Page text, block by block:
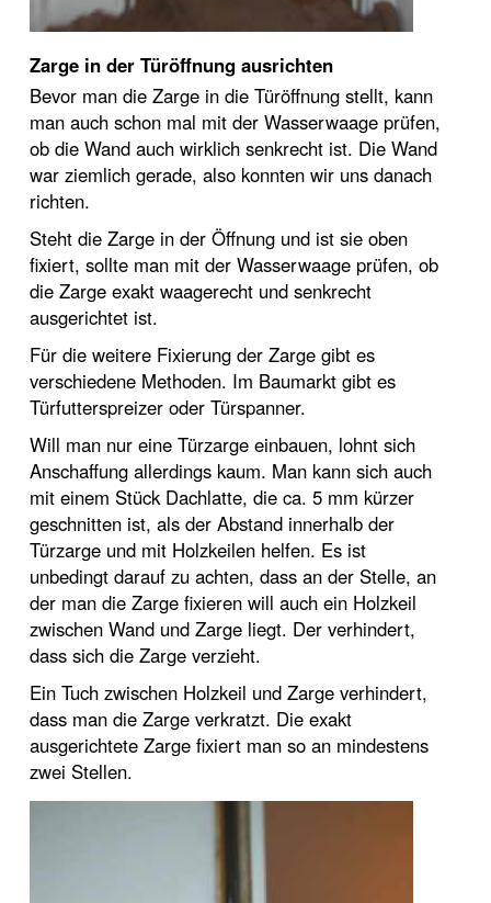
Zarge in der Türöffnung ausrichten
Bevor man die Zarge in die Türöffnung stellt, kann
man auch schon mal mit der Wasserwaage prüfen,
ob die Wand auch wirklich senkrecht ist. Die Wand
war ziemlich gerade, also konnten wir uns danach
richten.
Steht die Zarge in der Öffnung und ist sie oben
fixiert, sollte man mit der Wasserwaage prüfen, ob
die Zarge exakt waagerecht und senkrecht
ausgerichtet ist.
Für die weitere Fixierung der Zarge gibt es
verschiedene Methoden. Im Baumarkt gibt es
Türfutterspreizer oder Türspanner.
Will man nur eine Türzarge einbauen, lohnt sich
Anschaffung allerdings kaum. Man kann sich auch
mit einem Stück Dachlatte, die ca. 5 mm kürzer
geschnitten ist, als der Abstand innerhalb der
Türzarge und mit Holzkeilen helfen. Es ist
unbedingt darauf zu achten, dass an der Stelle, an
der man die Zarge fixieren will auch ein Holzkeil
zwischen Wand und Zarge liegt. Der verhindert,
dass sich die Zarge verzieht.
Ein Tuch zwischen Holzkeil und Zarge verhindert,
dass man die Zarge verkratzt. Die exakt
ausgerichtete Zarge fixiert man so an mindestens
zwei Stellen.